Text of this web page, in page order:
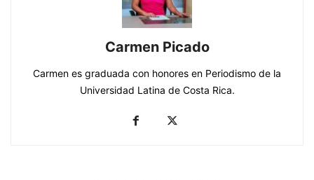
Carmen Picado
Carmen es graduada con honores en Periodismo de la
Universidad Latina de Costa Rica.